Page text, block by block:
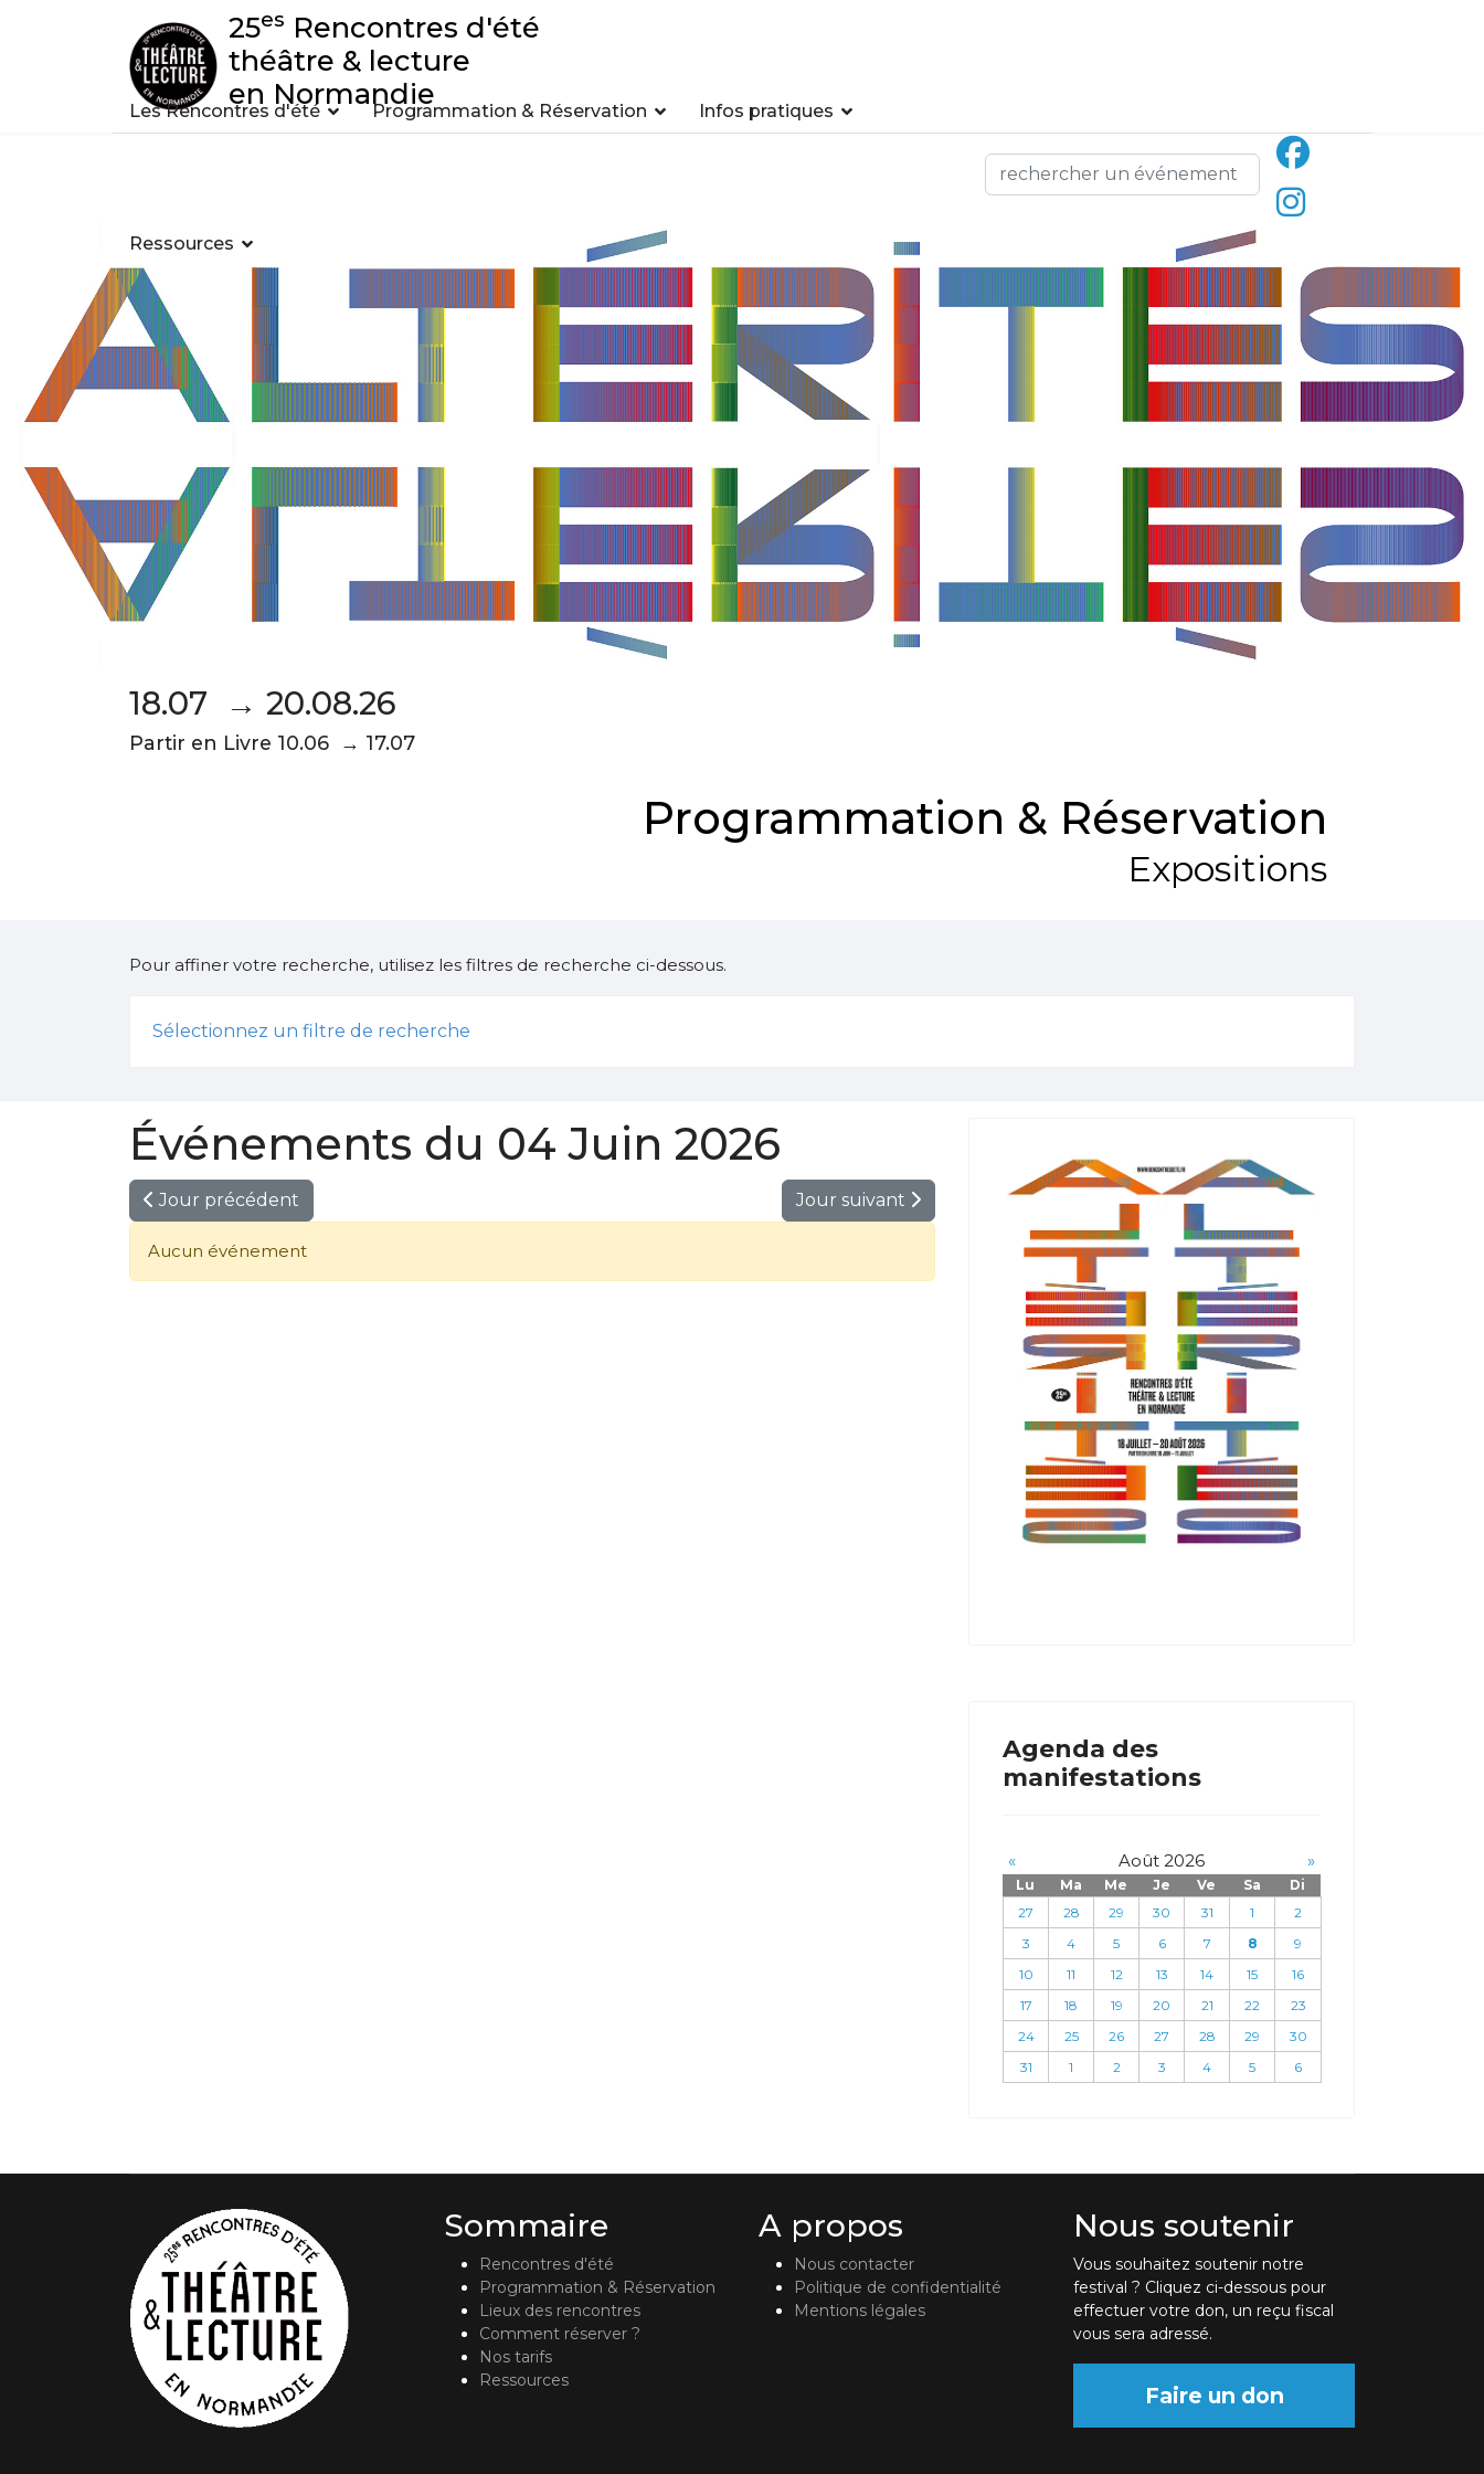
25es Rencontres d'été
théâtre & lecture
en Normandie
Les Rencontres d'été Programmation & Réservation Infos pratiques
Ressources
18.07 → 20.08.26
Partir en Livre 10.06 → 17.07
Programmation & Réservation
Expositions
Pour affiner votre recherche, utilisez les filtres de recherche ci-dessous.
Sélectionnez un filtre de recherche
Événements du 04 Juin 2026
Jour précédent Jour suivant
Aucun événement
Agenda des
manifestations
« Août 2026 »
Lu Ma Me Je Ve Sa
Di
27
28 29 30 31 1
2
3
4 5 6 7 8
9
10
11 12 13 14 15
16
17
18 19 20 21 22
23
24
25 26 27 28 29
30
31
1 2 3 4 5 6
Sommaire
Rencontres d'été
Programmation & Réservation
Lieux des rencontres
Comment réserver ?
Nos tarifs
Ressources
A propos
Nous contacter
Politique de confidentialité
Mentions légales
Nous soutenir
Vous souhaitez soutenir notre
festival ? Cliquez ci-dessous pour
effectuer votre don, un reçu fiscal
vous sera adressé.
Faire un don